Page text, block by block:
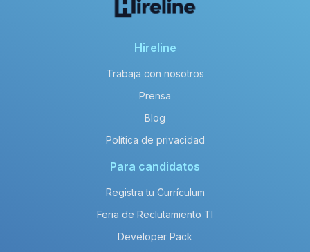
Hireline
Trabaja con nosotros
Prensa
Blog
Política de privacidad
Para candidatos
Registra tu Currículum
Feria de Reclutamiento TI
Developer Pack